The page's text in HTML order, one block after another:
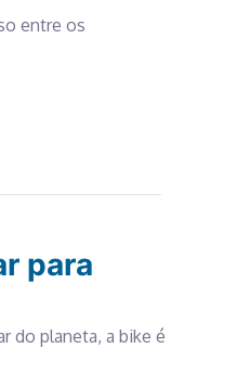
entre os
para
do planeta, a bike é